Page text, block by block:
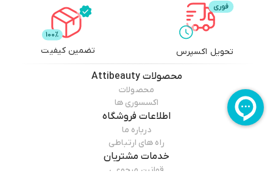
تحویل اکسپرس تضمین کیفیت
محصولاتAttibeauty
محصولات
اکسسوری ها
اطلاعات فروشگاه
درباره ما
راه های ارتباطی
خدمات مشتریان
قوانین مرجوعی